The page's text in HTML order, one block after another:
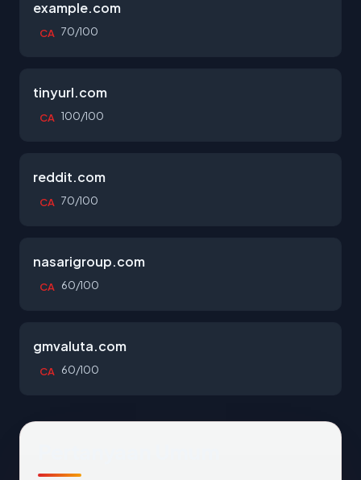
example.com
CA 70/100
tinyurl.com
CA 100/100
reddit.com
CA 70/100
nasarigroup.com
CA 60/100
gmvaluta.com
CA 60/100